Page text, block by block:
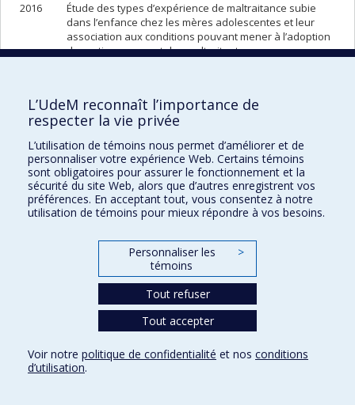
2016
Étude des types d’expérience de maltraitance subie
dans l’enfance chez les mères adolescentes et leur
association aux conditions pouvant mener à l’adoption
de pratiques parentales maltraitantes
visites supervisées avec leurs parents
2016
L&apos;interrelation entre la participation des usagers
en santé mentale dans une activité institutionnelle et
leur propre processus de rétablissement
2016
Culture, religion and childrearing practice : a case study
of practicing Muslim-Moroccan immigrants in Québec
2016
La perception des conséquences du décrochage
L’adaptation des travailleurs sociaux en contexte de
réorganisation du réseau de la santé et des services
sociaux
L&apos;évaluation en contexte interculturel: les
processus de prise de décision des professionnelles
des services de la protection de la jeunesse
2017
The recovery perspective in assertive community
treatment : how is it done and what does it mean to
L’UdeM reconnaît l’importance de
respecter la vie privée
L’utilisation de témoins nous permet d’améliorer et de
personnaliser votre expérience Web. Certains témoins
sont obligatoires pour assurer le fonctionnement et la
sécurité du site Web, alors que d’autres enregistrent vos
préférences. En acceptant tout, vous consentez à notre
utilisation de témoins pour mieux répondre à vos besoins.
Personnaliser les
témoins
>
Tout refuser
Tout accepter
Voir notre politique de confidentialité et nos conditions
d’utilisation.